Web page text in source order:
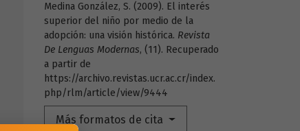
Medina González, S. (2009). El interés
superior del niño por medio de la
adopción: una visión histórica. Revista
De Lenguas Modernas, (11). Recuperado
a partir de
https://archivo.revistas.ucr.ac.cr/index.
php/rlm/article/view/9444
Más formatos de cita